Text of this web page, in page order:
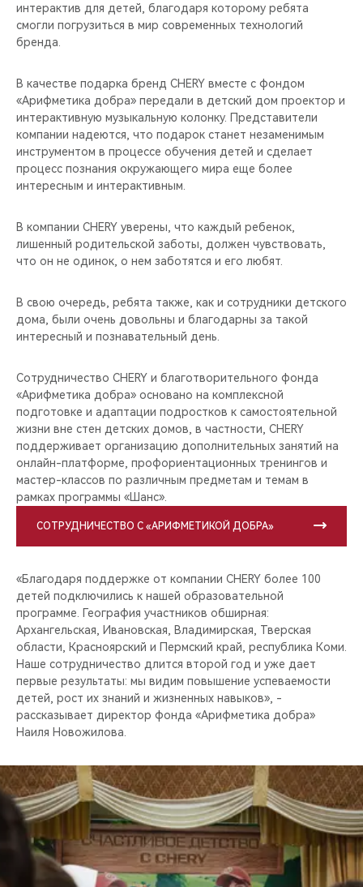
интерактив для детей, благодаря которому ребята
смогли погрузиться в мир современных технологий
бренда.
В качестве подарка бренд CHERY вместе с фондом
«Арифметика добра» передали в детский дом проектор и
интерактивную музыкальную колонку. Представители
компании надеются, что подарок станет незаменимым
инструментом в процессе обучения детей и сделает
процесс познания окружающего мира еще более
интересным и интерактивным.
В компании CHERY уверены, что каждый ребенок,
лишенный родительской заботы, должен чувствовать,
что он не одинок, о нем заботятся и его любят.
В свою очередь, ребята также, как и сотрудники детского
дома, были очень довольны и благодарны за такой
интересный и познавательный день.
Сотрудничество CHERY и благотворительного фонда
«Арифметика добра» основано на комплексной
подготовке и адаптации подростков к самостоятельной
жизни вне стен детских домов, в частности, CHERY
поддерживает организацию дополнительных занятий на
онлайн-платформе, профориентационных тренингов и
мастер-классов по различным предметам и темам в
рамках программы «Шанс».
СОТРУДНИЧЕСТВО С «АРИФМЕТИКОЙ ДОБРА»
«Благодаря поддержке от компании CHERY более 100
детей подключились к нашей образовательной
программе. География участников обширная:
Архангельская, Ивановская, Владимирская, Тверская
области, Красноярский и Пермский край, республика Коми.
Наше сотрудничество длится второй год и уже дает
первые результаты: мы видим повышение успеваемости
детей, рост их знаний и жизненных навыков», -
рассказывает директор фонда «Арифметика добра»
Наиля Новожилова.